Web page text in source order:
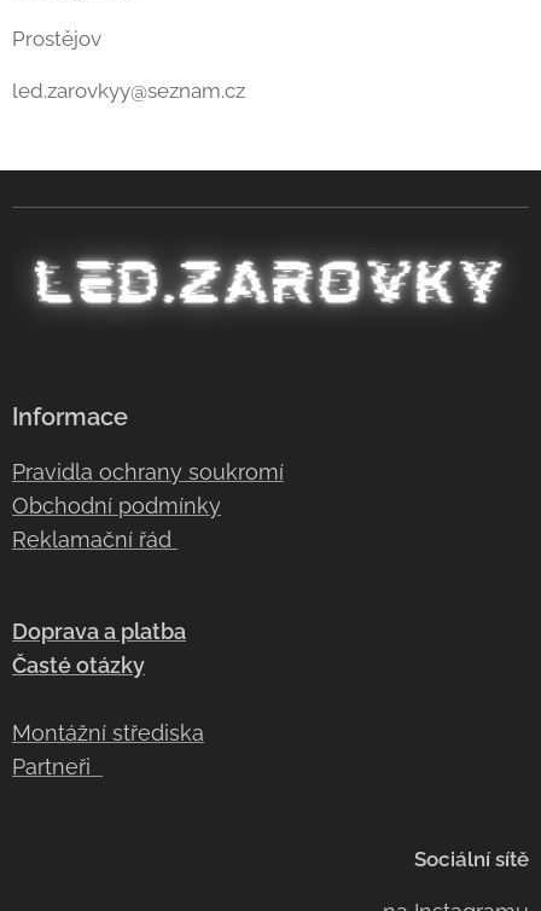
Prostějov
led.zarovkyy@seznam.cz
Informace
Pravidla ochrany soukromí
Obchodní podmínky
Reklamační řád
Doprava a platba
Časté otázky
Montážní střediska
Partneři
Sociální sítě